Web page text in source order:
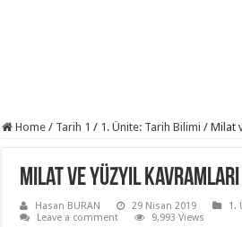
Home / Tarih 1 / 1. Ünite: Tarih Bilimi / Milat
Milat ve Yüzyıl Kavramları
Hasan BURAN 29 Nisan 2019
1.
Leave a comment
9,993 Views